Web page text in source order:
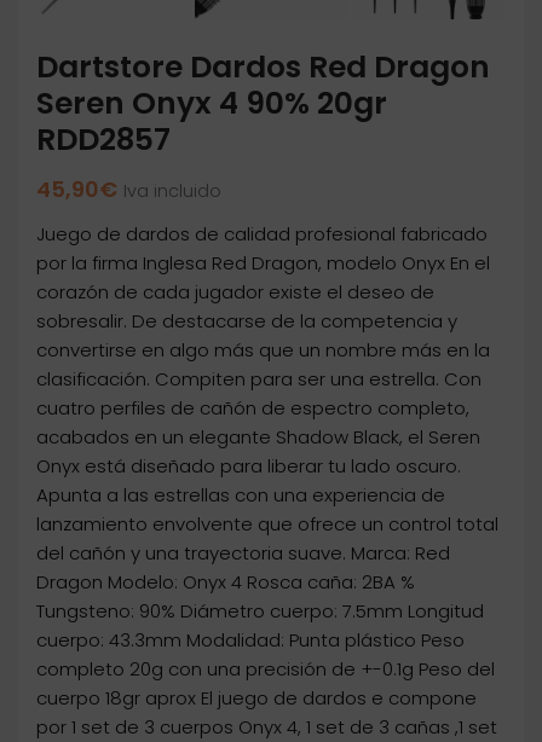
Dartstore Dardos Red Dragon
Seren Onyx 4 90% 20gr
RDD2857
45,90€ Iva incluido
Juego de dardos de calidad profesional fabricado
por la firma Inglesa Red Dragon, modelo Onyx En el
corazón de cada jugador existe el deseo de
sobresalir. De destacarse de la competencia y
convertirse en algo más que un nombre más en la
clasificación. Compiten para ser una estrella. Con
cuatro perfiles de cañón de espectro completo,
acabados en un elegante Shadow Black, el Seren
Onyx está diseñado para liberar tu lado oscuro.
Apunta a las estrellas con una experiencia de
lanzamiento envolvente que ofrece un control total
del cañón y una trayectoria suave. Marca: Red
Dragon Modelo: Onyx 4 Rosca caña: 2BA %
Tungsteno: 90% Diámetro cuerpo: 7.5mm Longitud
cuerpo: 43.3mm Modalidad: Punta plástico Peso
completo 20g con una precisión de +-0.1g Peso del
cuerpo 18gr aprox El juego de dardos e compone
por 1 set de 3 cuerpos Onyx 4, 1 set de 3 cañas ,1 set